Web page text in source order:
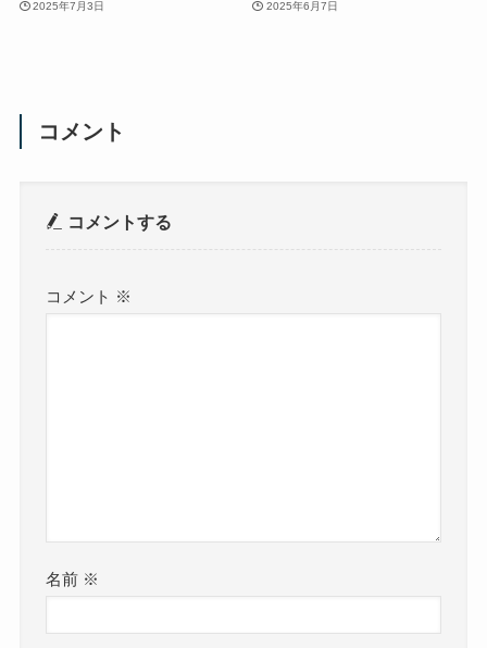
2025年7月3日 2025年6月7日
コメント
コメントする
コメント ※
名前 ※